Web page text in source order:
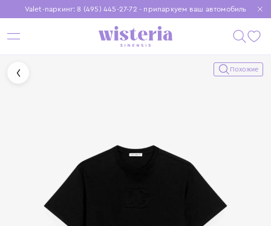
Valet-паркинг: 8 (495) 445-27-72 - припаркуем ваш автомобиль
Бесплатная доставка при заказе от 15 000 ₽
Установите приложение, чтобы покупки были еще удобнее
Похожие